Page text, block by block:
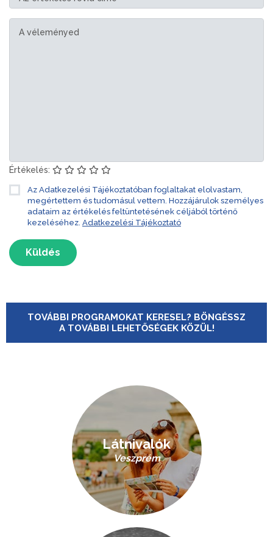
Értékelés:
Az Adatkezelési Tájékoztatóban foglaltakat elolvastam,
megértettem és tudomásul vettem. Hozzájárulok személyes
adataim az értékelés feltüntetésének céljából történő
kezeléséhez. Adatkezelési Tájékoztató
Küldés
TOVÁBBI PROGRAMOKAT KERESEL? BÖNGÉSSZ
A TOVÁBBI LEHETŐSÉGEK KÖZÜL!
Látnivalók
Veszprém